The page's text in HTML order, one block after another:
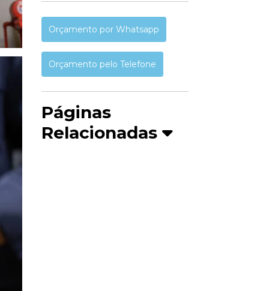
Orçamento por Whatsapp
Orçamento pelo Telefone
Páginas
Relacionadas